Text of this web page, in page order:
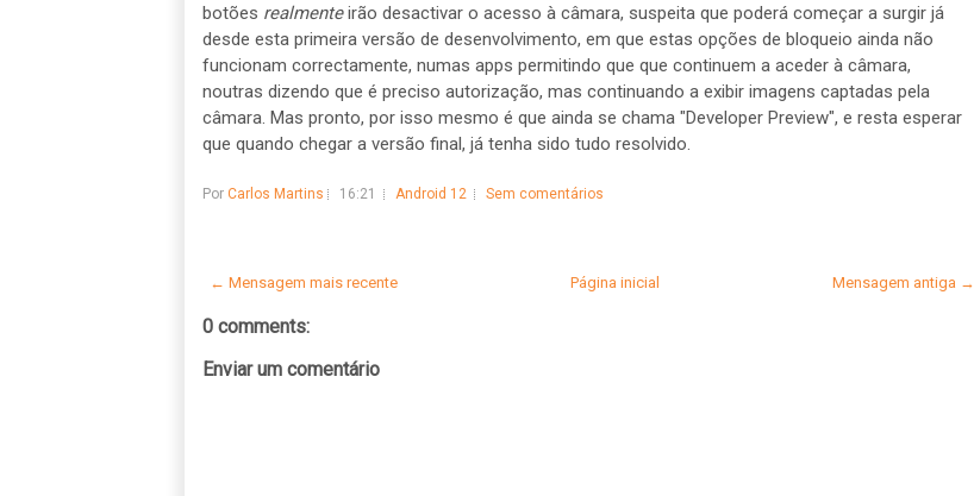
botões realmenteirão desactivar o acesso à câmara, suspeita que poderá começar a surgir já
desde esta primeira versão de desenvolvimento, em que estas opções de bloqueio ainda não
funcionam correctamente, numas apps permitindo que que continuem a aceder à câmara,
noutras dizendo que é preciso autorização, mas continuando a exibir imagens captadas pela
câmara. Mas pronto, por isso mesmo é que ainda se chama "Developer Preview", e resta esperar
que quando chegar a versão final, já tenha sido tudo resolvido.
Por Carlos Martins 16:21 Android 12 Sem comentários
← Mensagem mais recente Mensagem antiga →
Página inicial
0 comments:
Enviar um comentário